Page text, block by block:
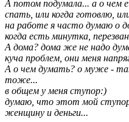
А потом подумала... а о чем
спать, или когда готовлю,
на работе я часто думаю о
когда есть минутка,
А дома? дома же не надо
куча проблем, они меня
А о чем думать? о муже -
тоже...
в общем у меня ступор:)
думаю, что этот мой ступор
женщину и деньги...